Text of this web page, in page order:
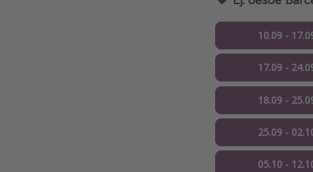
10.09 -
17.09 -
18.09 -
25.09 -
05.10 -